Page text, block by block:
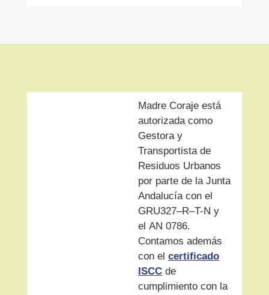
Madre Coraje está
autorizada como
Gestora y
Transportista de
Residuos Urbanos
por parte de la Junta
Andalucía con el
GRU327–R–T-N y
el AN 0786.
Contamos además
con el certificado
ISCC de
cumplimiento con la